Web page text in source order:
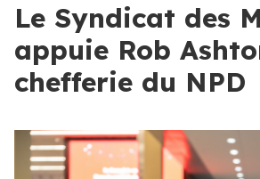
Le Syndicat des
appuie Rob
chefferie du NPD